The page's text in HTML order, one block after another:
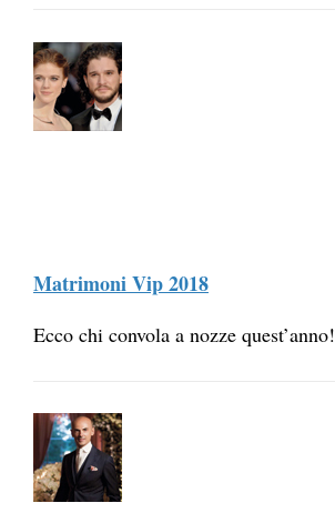
Matrimoni Vip 2018
Ecco chi convola a nozze quest’anno!